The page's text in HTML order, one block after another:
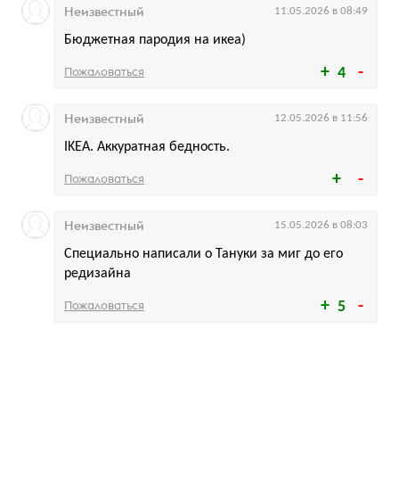
4
Бюджетная пародия на икеа)
Неизвестный 11.05.2026 в 08:49
Пожаловаться
IKEA. Аккуратная бедность.
Неизвестный 12.05.2026 в 11:56
Пожаловаться
5
Специально написали о Тануки за миг до его
редизайна
Неизвестный 15.05.2026 в 08:03
Пожаловаться